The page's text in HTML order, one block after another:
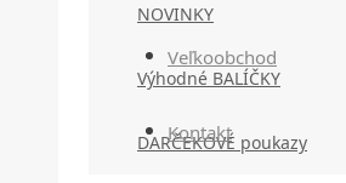
Veľkoobchod
Kontakt
NOVINKY
Výhodné BALÍČKY
DARČEKOVÉ poukazy